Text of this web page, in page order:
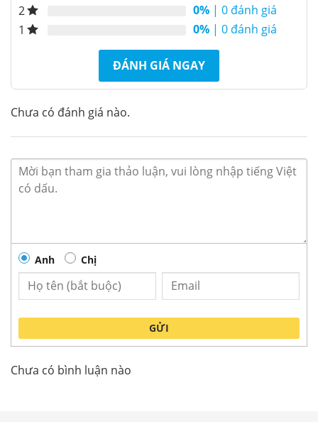
Cây nước uống nóng lạnh Alaska R-72C
tiện theo dõi mức nước.
Cây nước uống nóng lạnh Alaska
phận: Ngăn lấy nước: Gồm 2 vòi nóng – lạnh
riêng biệt giúp lấy nước dễ dàng, nhanh chóng.
Ngăn lạnh phía dưới: Giúp bảo quản làm mát
hoa quả, nước uống như ngăn mát của tủ lạnh
gia đình.
2
0% | 0 đánh giá
1
0% | 0 đánh giá
ĐÁNH GIÁ NGAY
Chưa có đánh giá nào.
Anh Chị
GỬI
Chưa có bình luận nào